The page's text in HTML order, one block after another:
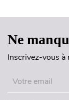
Ne
Inscrivez-vous à